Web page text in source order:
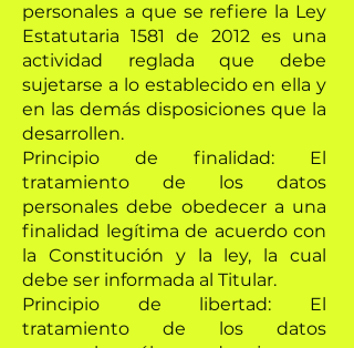
personales a que se refiere la Ley
Estatutaria 1581 de 2012 es una
actividad reglada que debe
sujetarse a lo establecido en ella y
en las demás disposiciones que la
desarrollen.
Principio de finalidad: El
tratamiento de los datos
personales debe obedecer a una
finalidad legítima de acuerdo con
la Constitución y la ley, la cual
debe ser informada al Titular.
Principio de libertad: El
tratamiento de los datos